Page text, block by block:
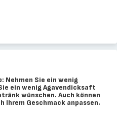
Nehmen Sie ein wenig
ein wenig Agavendicksaft
wünschen. Auch können
Ihrem Geschmack anpassen.